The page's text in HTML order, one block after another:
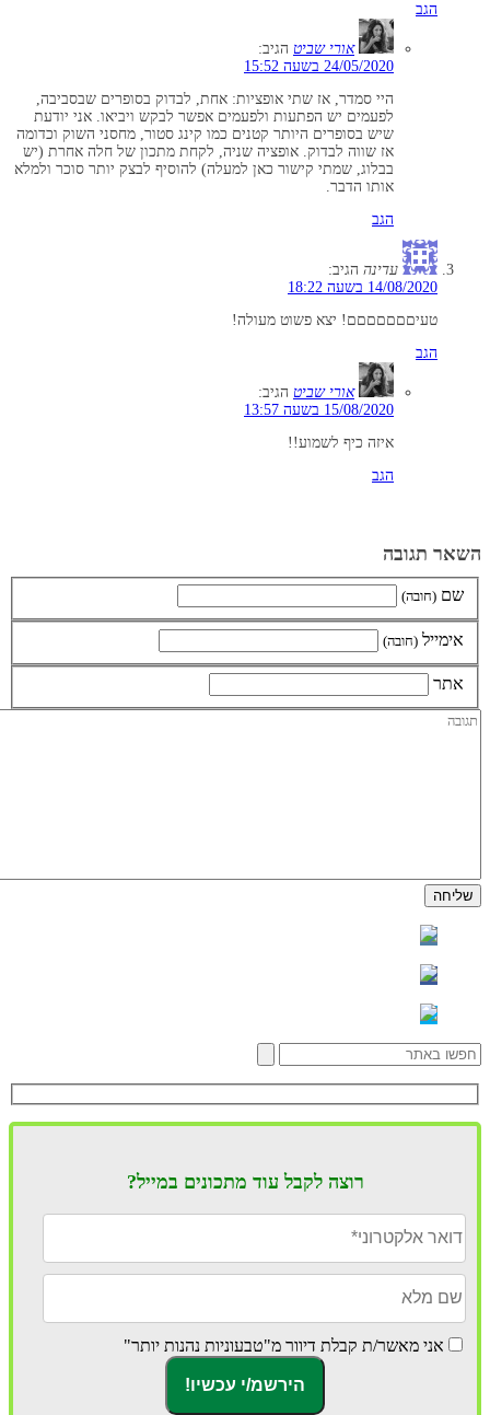
הגב
אורי שביט הגיב:
24/05/2020 בשעה 15:52
היי סמדר, אז שתי אופציות: אחת, לבדוק בסופרים שבסביבה,
לפעמים יש הפתעות ולפעמים אפשר לבקש ויביאו. אני יודעת
שיש בסופרים היותר קטנים כמו קינג סטור, מחסני השוק וכדומה
אז שווה לבדוק. אופציה שניה, לקחת מתכון של חלה אחרת (יש
בבלוג, שמתי קישור כאן למעלה) להוסיף לבצק יותר סוכר ולמלא
אותו הדבר.
הגב
עדינה הגיב:
14/08/2020 בשעה 18:22
טעיםםםםםםם! יצא פשוט מעולה!
הגב
אורי שביט הגיב:
15/08/2020 בשעה 13:57
איזה כיף לשמוע!!
הגב
השאר תגובה
שם (חובה)
אימייל (חובה)
אתר
רוצה לקבל עוד מתכונים במייל?
אני מאשר/ת קבלת דיוור מ"טבעוניות נהנות יותר"